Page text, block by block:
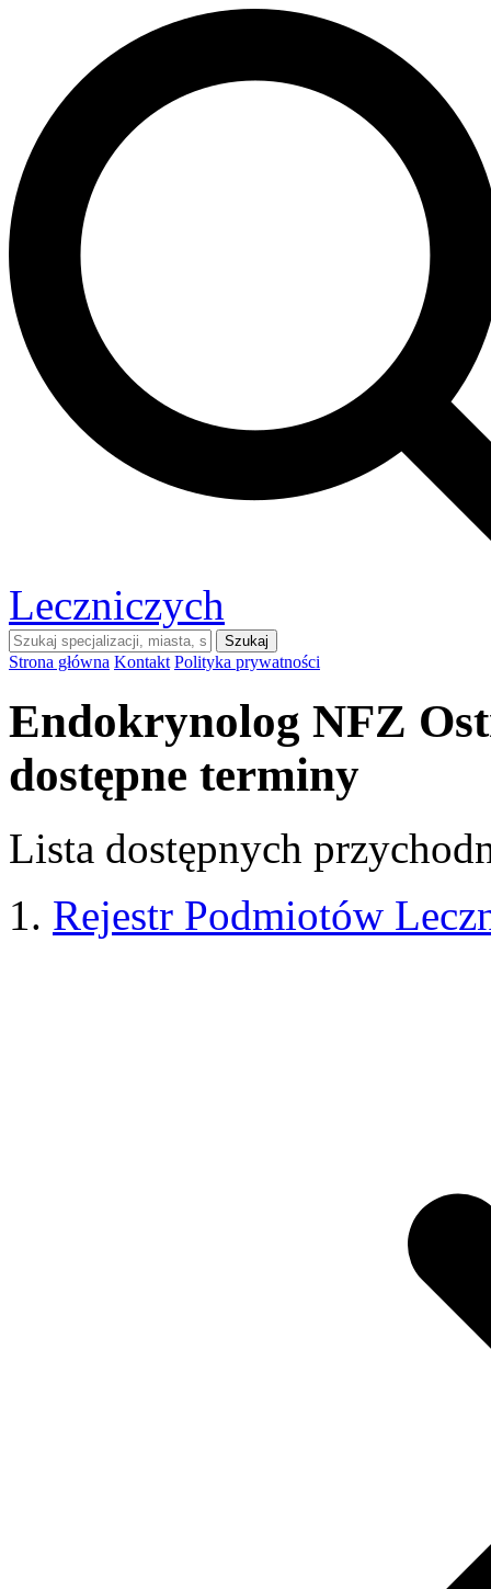
Leczniczych
Szukaj
Strona główna Kontakt Polityka prywatności
Endokrynolog NFZ
dostępne terminy
Lista dostępnych
Rejestr Podmiotów